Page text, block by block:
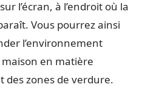
l’écran, à l’endroit où la
Vous pourrez ainsi
l’environnement
en matière
des zones de verdure.